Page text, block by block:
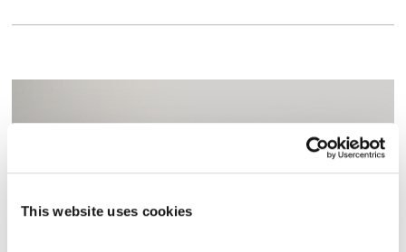
This website uses cookies